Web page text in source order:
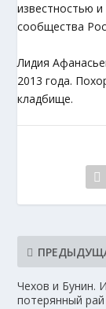
известностью
сообщества
Лидия
2013 года.
кладбище.
Чехов и Бунин. И
потерянный рай